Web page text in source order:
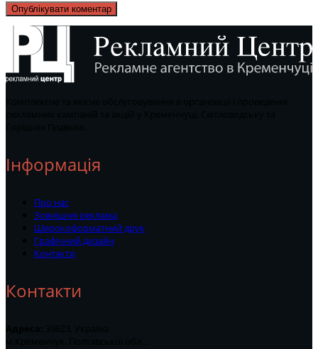
Інформація
Про нас
Зовнішня реклама
Широкоформатний друк
Графічний дизайн
Контакти
Контакти